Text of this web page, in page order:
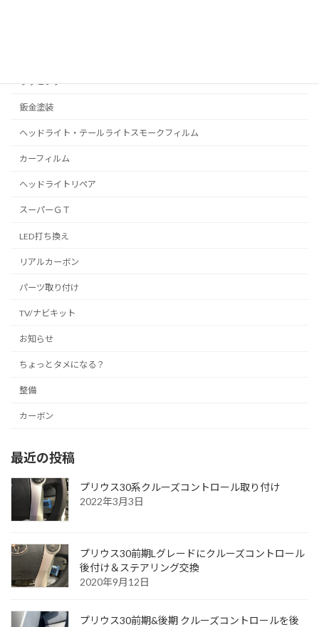
ラッピング
鈑金塗装
ヘッドライト・テールライトスモークフィルム
カーフィルム
ヘッドライトリペア
スーパーＧＴ
LED打ち換え
リアルカーボン
パーツ取り付け
TV/ナビキット
お知らせ
ちょっとタメになる？
整備
カーボン
最近の投稿
プリウス30系クルーズコントロール取り付け
2022年3月3日
プリウス30前期Lグレードにクルーズコントロール
後付け＆ステアリング交換
2020年9月12日
プリウス30前期&後期 クルーズコントロールを後